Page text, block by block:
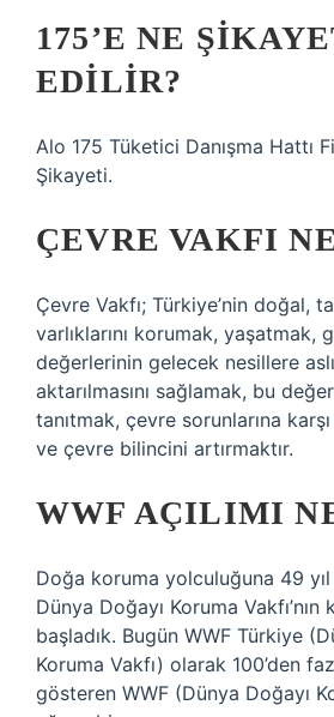
175’E NE
EDILIR?
Alo 175 Tüketici Danışma Hattı
Şikayeti.
ÇEVRE VAKFI
Çevre Vakfı; Türkiye’nin doğal,
varlıklarını korumak, yaşatmak,
değerlerinin gelecek nesillere
aktarılmasını sağlamak, bu
tanıtmak, çevre sorunlarına
ve çevre bilincini artırmaktır.
WWF AÇILIMI
Doğa koruma yolculuğuna 49 yıl
Dünya Doğayı Koruma Vakfı’nın
başladık. Bugün WWF Türkiye
Koruma Vakfı) olarak 100’den
gösteren WWF (Dünya Doğayı